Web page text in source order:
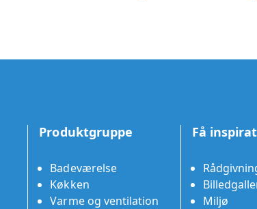
Produktgruppe
Badeværelse
Køkken
Varme og ventilation
Få
Miljø